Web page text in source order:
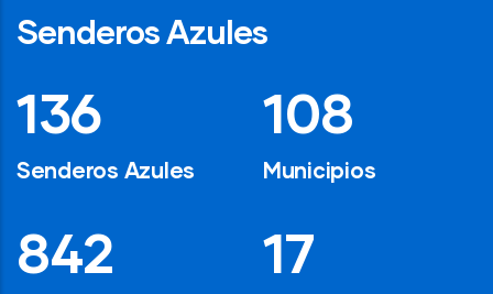
Senderos Azules
194
Senderos Azules
1,200
154
Municipios
24